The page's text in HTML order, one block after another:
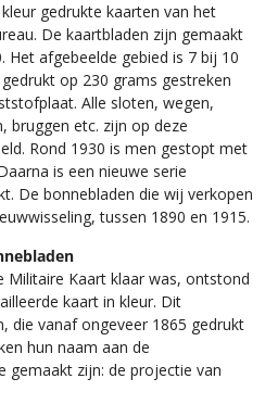
gedrukte kaarten van het
De kaartbladen zijn gemaakt
Het afgebeelde gebied is 7 bij 10
op 230 grams gestreken
Alle sloten, wegen,
bruggen etc. zijn op deze
Rond 1930 is men gestopt met
is een nieuwe serie
De bonnebladen die wij verkopen
tussen 1890 en 1915.
Militaire Kaart klaar was, ontstond
kaart in kleur. Dit
die vanaf ongeveer 1865 gedrukt
hun naam aan de
gemaakt zijn: de projectie van